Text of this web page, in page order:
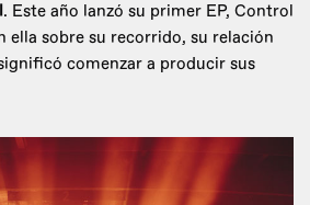
. Este año lanzó su primer EP, Control
ella sobre su recorrido, su relación
comenzar a producir sus